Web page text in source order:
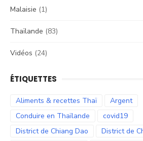
Malaisie (1)
Thaïlande (83)
Vidéos (24)
ÉTIQUETTES
Aliments & recettes Thaï
Argent
Conduire en Thaïlande
covid19
District de Chiang Dao
District de